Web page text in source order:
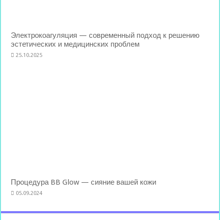
Электрокоагуляция — современный подход к решению
эстетических и медицинских проблем
25.10.2025
Процедура BB Glow — сияние вашей кожи
05.09.2024